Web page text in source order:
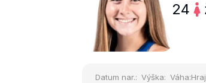
24
Datum nar.: Výška: Váha: